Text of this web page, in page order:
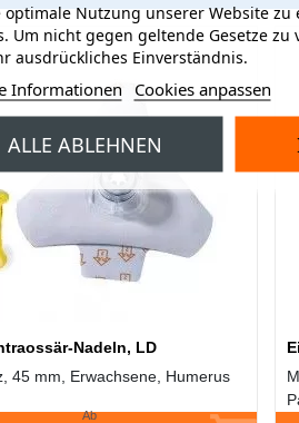
Nadeln, LD
45 mm, Erwachsene, Humerus
Ab
optimale Nutzung unserer Website
Um nicht gegen geltende Gesetze
ausdrückliches Einverständnis.
Informationen Cookies anpassen
ALLE ABLEHNEN